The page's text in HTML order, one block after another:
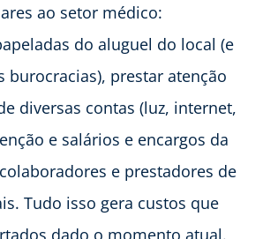
ao setor médico:
do aluguel do local (e
burocracias), prestar atenção
diversas contas (luz, internet,
e salários e encargos da
e prestadores de
Tudo isso gera custos que
dado o momento atual.